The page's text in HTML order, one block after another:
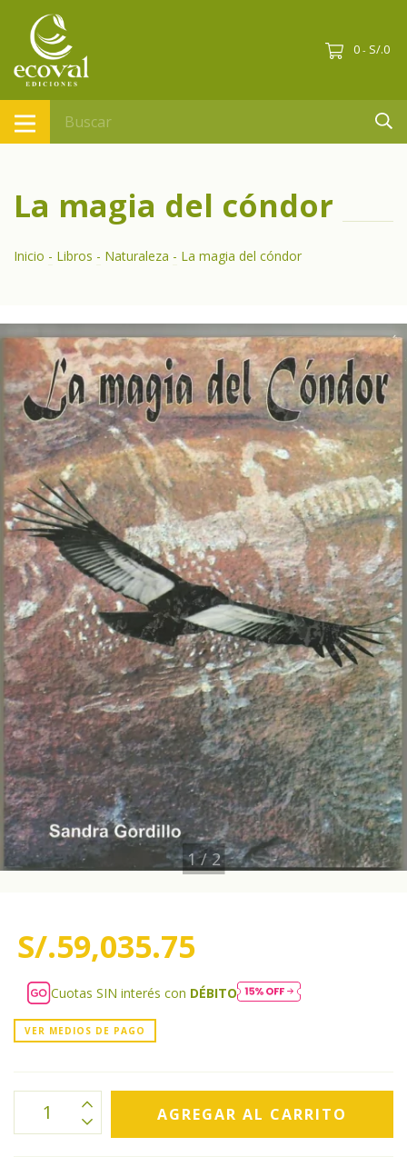
0 - S/.0
La magia del cóndor
Inicio - Libros - Naturaleza - La magia del cóndor
1/2
S/.59,035.75
Cuotas SIN interés con DÉBITO
VER MEDIOS DE PAGO